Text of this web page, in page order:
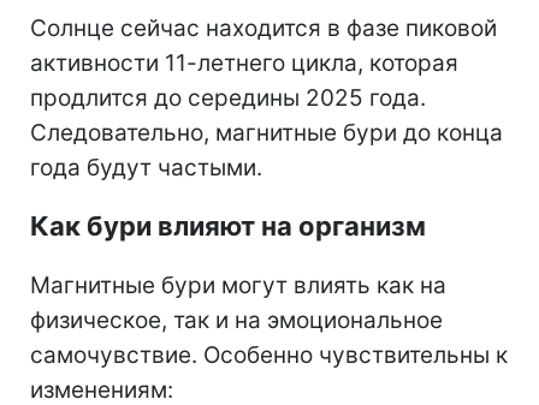
Солнце сейчас находится в фазе пиковой
активности 11-летнего цикла, которая
продлится до середины 2025 года.
Следовательно, магнитные бури до конца
года будут частыми.
Как бури влияют на организм
Магнитные бури могут влиять как на
физическое, так и на эмоциональное
самочувствие. Особенно чувствительны к
изменениям: